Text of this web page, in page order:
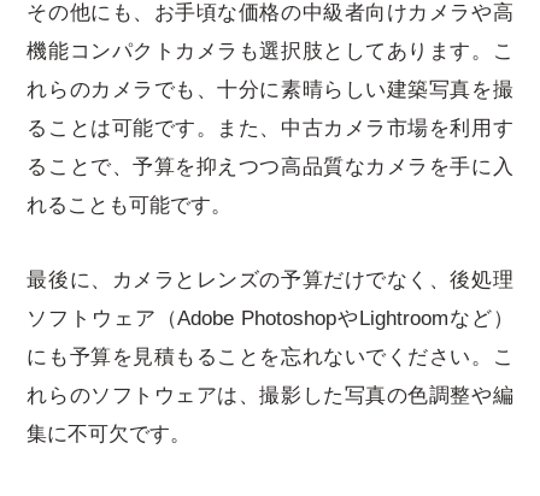
その他にも、お手頃な価格の中級者向けカメラや高
機能コンパクトカメラも選択肢としてあります。こ
れらのカメラでも、十分に素晴らしい建築写真を撮
ることは可能です。また、中古カメラ市場を利用す
ることで、予算を抑えつつ高品質なカメラを手に入
れることも可能です。
最後に、カメラとレンズの予算だけでなく、後処理
ソフトウェア（Adobe PhotoshopやLightroomなど）
にも予算を見積もることを忘れないでください。こ
れらのソフトウェアは、撮影した写真の色調整や編
集に不可欠です。